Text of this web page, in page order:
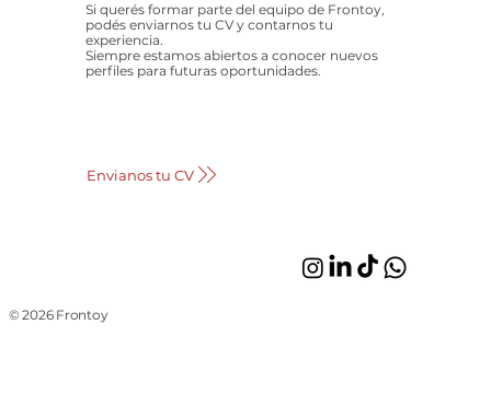
© 2026 Frontoy
Si querés formar parte del equipo de Frontoy,
podés enviarnos tu CV y contarnos tu
experiencia.
Siempre estamos abiertos a conocer nuevos
perfiles para futuras oportunidades.
Envianos tu CV